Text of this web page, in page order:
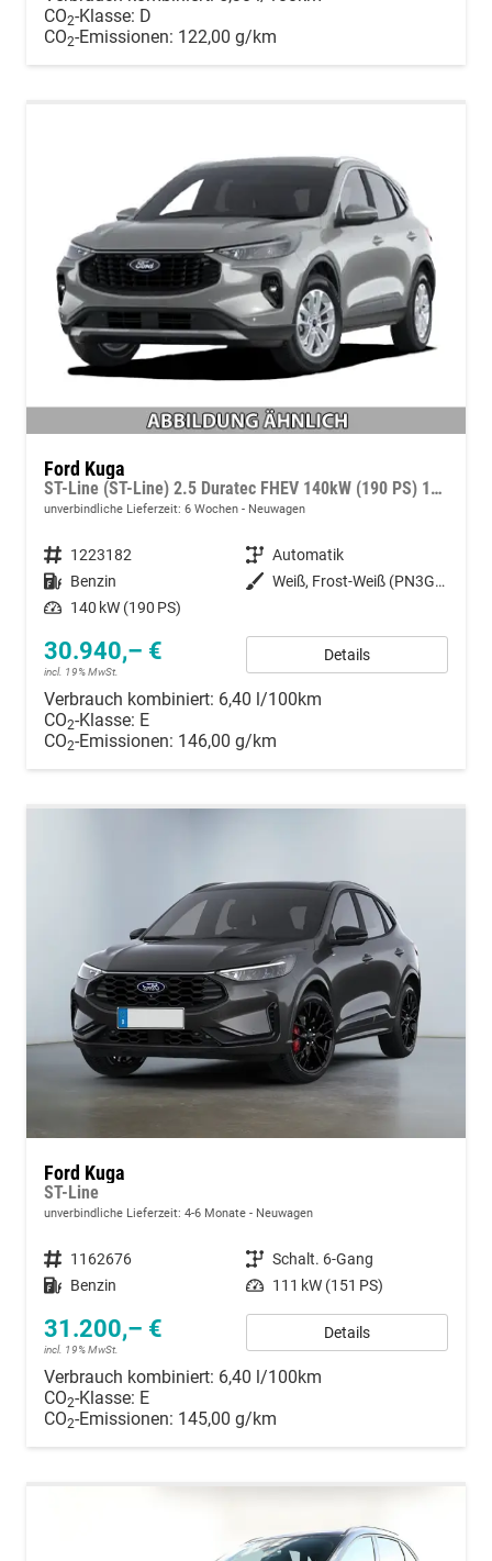
CO2-Klasse: D
CO2-Emissionen: 122,00 g/km
Ford Kuga
ST-Line (ST-Line) 2.5 Duratec FHEV 140kW (190 PS) 1-Gang-DSG
unverbindliche Lieferzeit: 6 Wochen Neuwagen
Fahrzeugnummer 1223182 Getriebe Automatik
Kraftstoff Benzin Außenfarbe
Weiß, Frost-Weiß (PN3GZ0)
Leistung 140 kW (190 PS)
30.940,– €
incl. 19% MwSt.
Details
Verbrauch kombiniert: 6,40 l/100km
CO2-Klasse: E
CO2-Emissionen: 146,00 g/km
Ford Kuga
ST-Line
unverbindliche Lieferzeit: 4-6 Monate Neuwagen
Fahrzeugnummer 1162676 Getriebe Schalt. 6-Gang
Kraftstoff Benzin Leistung 111 kW (151 PS)
31.200,– €
incl. 19% MwSt.
Details
Verbrauch kombiniert: 6,40 l/100km
CO2-Klasse: E
CO2-Emissionen: 145,00 g/km